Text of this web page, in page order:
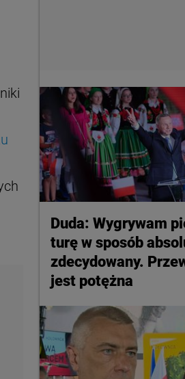
Duda: Wygrywam
turę w sposób
zdecydowany.
jest potężna